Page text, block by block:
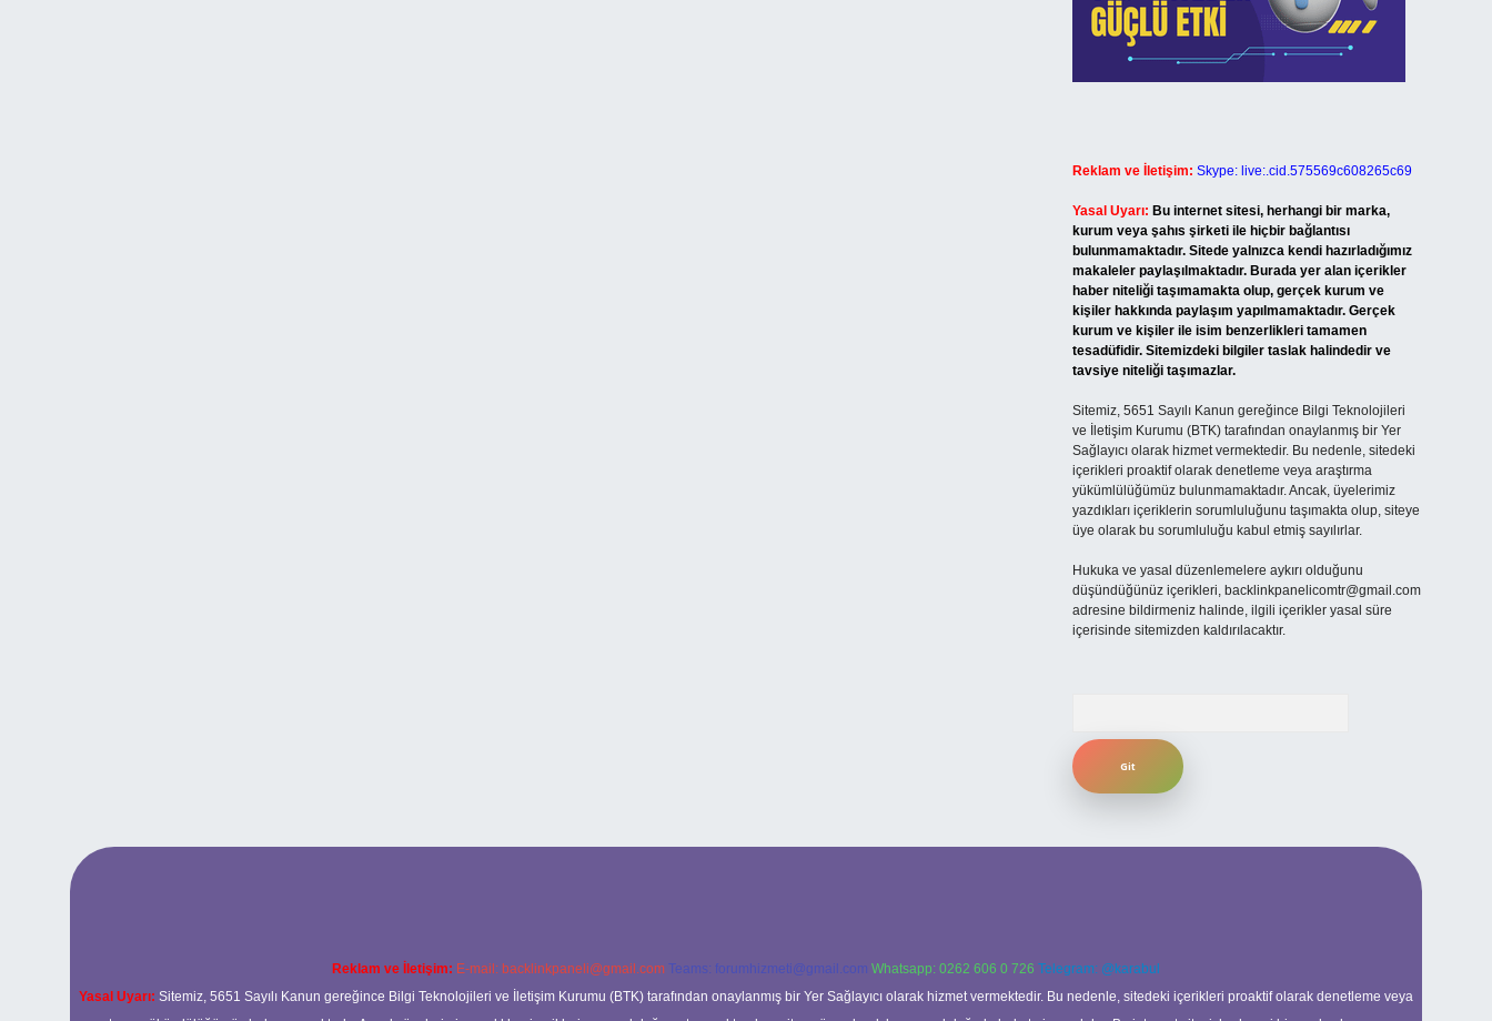
Reklam ve İletişim: Skype: live:.cid.575569c608265c69
Yasal Uyarı: Bu internet sitesi, herhangi bir marka,
kurum veya şahıs şirketi ile hiçbir bağlantısı
bulunmamaktadır. Sitede yalnızca kendi hazırladığımız
makaleler paylaşılmaktadır. Burada yer alan içerikler
haber niteliği taşımamakta olup, gerçek kurum ve
kişiler hakkında paylaşım yapılmamaktadır. Gerçek
kurum ve kişiler ile isim benzerlikleri tamamen
tesadüfidir. Sitemizdeki bilgiler taslak halindedir ve
tavsiye niteliği taşımazlar.
Sitemiz, 5651 Sayılı Kanun gereğince Bilgi Teknolojileri
ve İletişim Kurumu (BTK) tarafından onaylanmış bir Yer
Sağlayıcı olarak hizmet vermektedir. Bu nedenle, sitedeki
içerikleri proaktif olarak denetleme veya araştırma
yükümlülüğümüz bulunmamaktadır. Ancak, üyelerimiz
yazdıkları içeriklerin sorumluluğunu taşımakta olup, siteye
üye olarak bu sorumluluğu kabul etmiş sayılırlar.
Hukuka ve yasal düzenlemelere aykırı olduğunu
düşündüğünüz içerikleri, backlinkpanelicomtr@gmail.com
adresine bildirmeniz halinde, ilgili içerikler yasal süre
içerisinde sitemizden kaldırılacaktır.
Reklam ve İletişim: E-mail: backlinkpaneli@gmail.com Teams: forumhizmeti@gmail.com Whatsapp: 0262 606 0 726 Telegram: @karabul
Yasal Uyarı: Sitemiz, 5651 Sayılı Kanun gereğince Bilgi Teknolojileri ve İletişim Kurumu (BTK) tarafından onaylanmış bir Yer Sağlayıcı olarak hizmet vermektedir. Bu nedenle, sitedeki içerikleri proaktif olarak denetleme veya